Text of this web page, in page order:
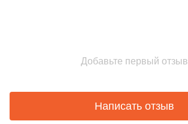
Добавьте первый отзыв
Написать отзыв